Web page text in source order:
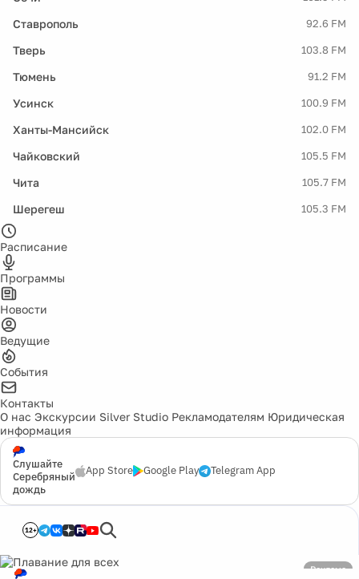
Ставрополь 92.6 FM
Тверь 103.8 FM
Тюмень 91.2 FM
Усинск 100.9 FM
Ханты-Мансийск 102.0 FM
Чайковский 105.5 FM
Чита 105.7 FM
Шерегеш 105.3 FM
Расписание
Программы
Новости
Ведущие
События
Контакты
О нас Экскурсии Silver Studio Рекламодателям Юридическая
информация
Слушайте
Серебряный
дождь
App Store Google Play Telegram App
12+
Реклама